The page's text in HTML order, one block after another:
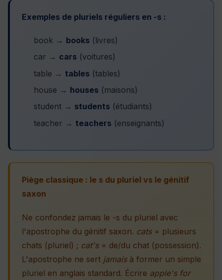
Exemples de pluriels réguliers en -s :
book → books (livres)
car → cars (voitures)
table → tables (tables)
house → houses (maisons)
student → students (étudiants)
teacher → teachers (enseignants)
Piège classique : le s du pluriel vs le génitif
saxon
Ne confondez jamais le -s du pluriel avec
l'apostrophe du génitif saxon. cats= plusieurs
chats (pluriel) ; cat's= de/du chat (possession).
L'apostrophe ne sert jamaisà former un simple
pluriel en anglais standard. Écrire apple's for